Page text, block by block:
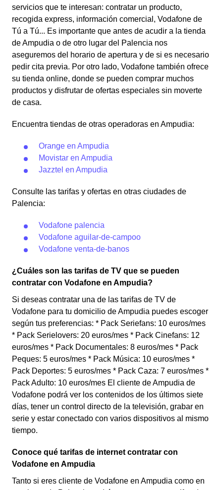
servicios que te interesan: contratar un producto,
recogida express, información comercial, Vodafone de
Tú a Tú... Es importante que antes de acudir a la tienda
de Ampudia o de otro lugar del Palencia nos
aseguremos del horario de apertura y de si es necesario
pedir cita previa. Por otro lado, Vodafone también ofrece
su tienda online, donde se pueden comprar muchos
productos y disfrutar de ofertas especiales sin moverte
de casa.
Encuentra tiendas de otras operadoras en Ampudia:
Orange en Ampudia
Movistar en Ampudia
Jazztel en Ampudia
Consulte las tarifas y ofertas en otras ciudades de
Palencia:
Vodafone palencia
Vodafone aguilar-de-campoo
Vodafone venta-de-banos
¿Cuáles son las tarifas de TV que se pueden
contratar con Vodafone en Ampudia?
Si deseas contratar una de las tarifas de TV de
Vodafone para tu domicilio de Ampudia puedes escoger
según tus preferencias: * Pack Seriefans: 10 euros/mes
* Pack Serielovers: 20 euros/mes * Pack Cinefans: 12
euros/mes * Pack Documentales: 8 euros/mes * Pack
Peques: 5 euros/mes * Pack Música: 10 euros/mes *
Pack Deportes: 5 euros/mes * Pack Caza: 7 euros/mes *
Pack Adulto: 10 euros/mes El cliente de Ampudia de
Vodafone podrá ver los contenidos de los últimos siete
días, tener un control directo de la televisión, grabar en
serie y estar conectado con varios dispositivos al mismo
tiempo.
Conoce qué tarifas de internet contratar con
Vodafone en Ampudia
Tanto si eres cliente de Vodafone en Ampudia como en